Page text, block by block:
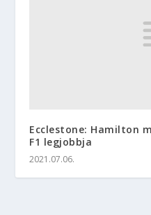
Ecclestone: Hamilton
F1 legjobbja
2021.07.06.